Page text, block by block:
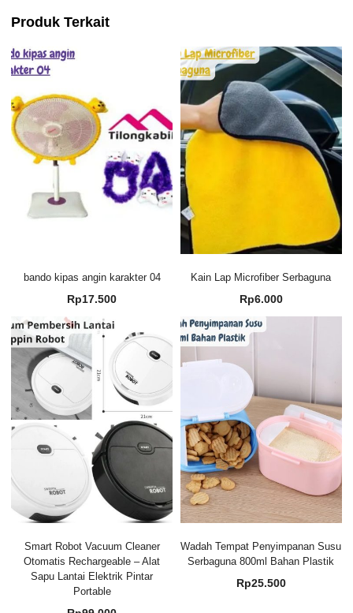
Produk Terkait
bando kipas angin karakter 04
Rp17.500
Kain Lap Microfiber Serbaguna
Rp6.000
Smart Robot Vacuum Cleaner
Otomatis Rechargeable – Alat
Sapu Lantai Elektrik Pintar
Portable
Wadah Tempat Penyimpanan Susu
Serbaguna 800ml Bahan Plastik
Rp25.500